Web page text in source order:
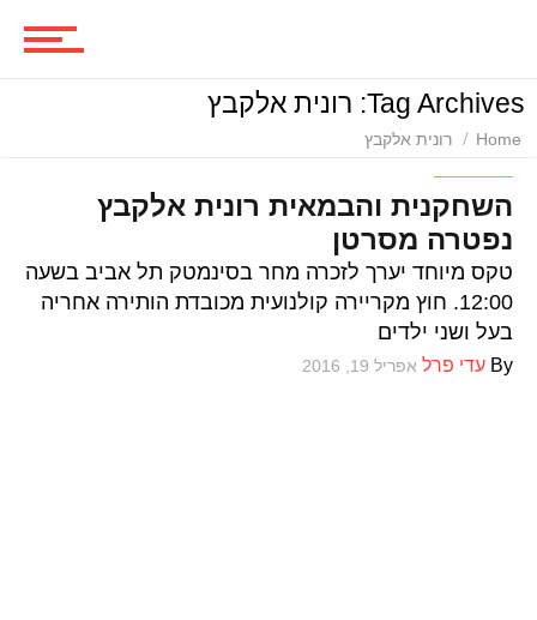
ביקורות סרטים
סדרות
משחקים
Tag Archives: רונית אלקבץ
Home רונית אלקבץ
השחקנית והבמאית רונית אלקבץ
נפטרה מסרטן
טקס מיוחד יערך לזכרה מחר בסינמטק תל אביב בשעה
12:00. חוץ מקריירה קולנועית מכובדת הותירה אחריה
בעל ושני ילדים
By עדי פרל אפריל 19, 2016